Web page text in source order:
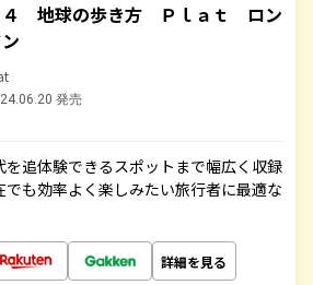
４ 地球の歩き方 Ｐｌａｔ ロン
発売
を追体験できるスポットまで幅広く収録
でも効率よく楽しみたい旅行者に最適な
詳細を見る